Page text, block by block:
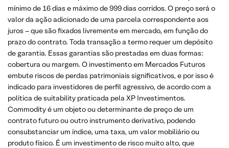
mínimo de 16 dias e máximo de 999 dias corridos. O preço será o
valor da ação adicionado de uma parcela correspondente aos
juros – que são fixados livremente em mercado, em função do
prazo do contrato. Toda transação a termo requer um depósito
de garantia. Essas garantias são prestadas em duas formas:
cobertura ou margem. O investimento em Mercados Futuros
embute riscos de perdas patrimoniais significativos, e por isso é
indicado para investidores de perfil agressivo, de acordo com a
política de suitability praticada pela XP Investimentos.
Commodity é um objeto ou determinante de preço de um
contrato futuro ou outro instrumento derivativo, podendo
consubstanciar um índice, uma taxa, um valor mobiliário ou
produto físico. É um investimento de risco muito alto, que